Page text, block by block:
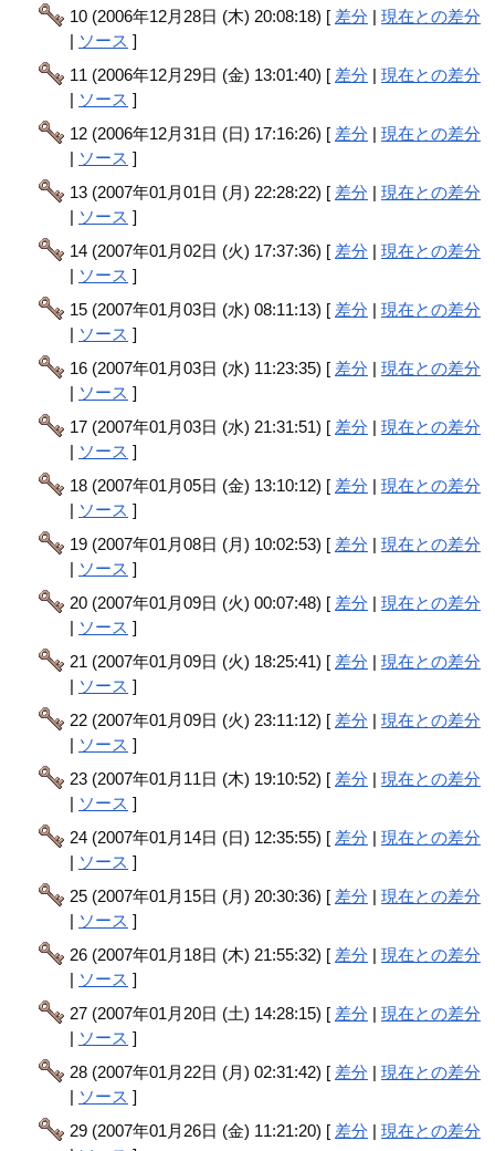
10 (2006年12月28日 (木) 20:08:18) [ 差分 |現在との差分
| ソース ]
11 (2006年12月29日 (金) 13:01:40) [ 差分 |現在との差分
| ソース ]
12 (2006年12月31日 (日) 17:16:26) [ 差分 |現在との差分
| ソース ]
13 (2007年01月01日 (月) 22:28:22) [ 差分 |現在との差分
| ソース ]
14 (2007年01月02日 (火) 17:37:36) [ 差分 |現在との差分
| ソース ]
15 (2007年01月03日 (水) 08:11:13) [ 差分 |現在との差分
| ソース ]
16 (2007年01月03日 (水) 11:23:35) [ 差分 |現在との差分
| ソース ]
17 (2007年01月03日 (水) 21:31:51) [ 差分 |現在との差分
| ソース ]
18 (2007年01月05日 (金) 13:10:12) [ 差分 |現在との差分
| ソース ]
19 (2007年01月08日 (月) 10:02:53) [ 差分 |現在との差分
| ソース ]
20 (2007年01月09日 (火) 00:07:48) [ 差分 |現在との差分
| ソース ]
21 (2007年01月09日 (火) 18:25:41) [ 差分 |現在との差分
| ソース ]
22 (2007年01月09日 (火) 23:11:12) [ 差分 |現在との差分
| ソース ]
23 (2007年01月11日 (木) 19:10:52) [ 差分 |現在との差分
| ソース ]
24 (2007年01月14日 (日) 12:35:55) [ 差分 |現在との差分
| ソース ]
25 (2007年01月15日 (月) 20:30:36) [ 差分 |現在との差分
| ソース ]
26 (2007年01月18日 (木) 21:55:32) [ 差分 |現在との差分
| ソース ]
27 (2007年01月20日 (土) 14:28:15) [ 差分 |現在との差分
| ソース ]
28 (2007年01月22日 (月) 02:31:42) [ 差分 |現在との差分
| ソース ]
29 (2007年01月26日 (金) 11:21:20) [ 差分 |現在との差分